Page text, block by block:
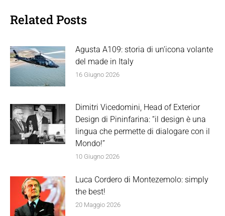
Related Posts
Agusta A109: storia di un’icona volante
del made in Italy
16 Giugno 2026
Dimitri Vicedomini, Head of Exterior
Design di Pininfarina: “il design è una
lingua che permette di dialogare con il
Mondo!”
10 Giugno 2026
Luca Cordero di Montezemolo: simply
the best!
20 Maggio 2026